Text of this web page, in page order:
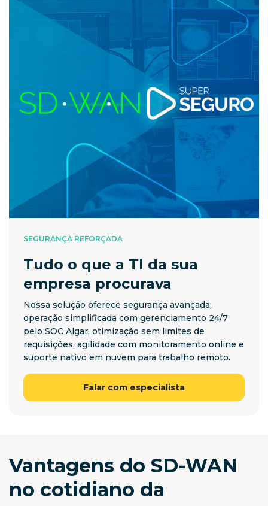
SEGURANÇA REFORÇADA
Tudo o que a TI da sua
empresa procurava
Nossa solução oferece segurança avançada,
operação simplificada com gerenciamento 24/7
pelo SOC Algar, otimização sem limites de
requisições, agilidade com monitoramento online e
suporte nativo em nuvem para trabalho remoto.
Falar com especialista
Vantagens do SD-WAN
no cotidiano da